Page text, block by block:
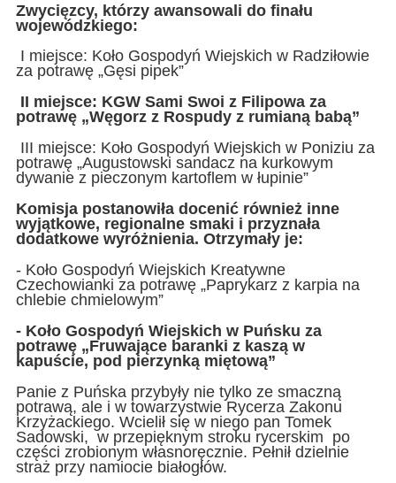
Zwycięzcy, którzy awansowali do finału
wojewódzkiego:
I miejsce: Koło Gospodyń Wiejskich w Radziłowie
za potrawę „Gęsi pipek”
II miejsce: KGW Sami Swoi z Filipowa za
potrawę „Węgorz z Rospudy z rumianą babą”
III miejsce: Koło Gospodyń Wiejskich w Poniziu za
potrawę „Augustowski sandacz na kurkowym
dywanie z pieczonym kartoflem w łupinie”
Komisja postanowiła docenić również inne
wyjątkowe, regionalne smaki i przyznała
dodatkowe wyróżnienia. Otrzymały je:
- Koło Gospodyń Wiejskich Kreatywne
Czechowianki za potrawę „Paprykarz z karpia na
chlebie chmielowym”
- Koło Gospodyń Wiejskich w Puńsku za
potrawę „Fruwające baranki z kaszą w
kapuście, pod pierzynką miętową”
Panie z Puńska przybyły nie tylko ze smaczną
potrawą, ale i w towarzystwie Rycerza Zakonu
Krzyżackiego. Wcielił się w niego pan Tomek
Sadowski, w przepięknym stroku rycerskim po
części zrobionym własnoręcznie. Pełnił dzielnie
straż przy namiocie białogłów.